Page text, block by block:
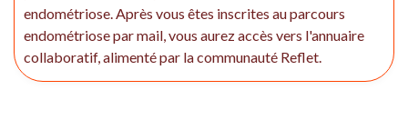
endométriose. Après vous êtes inscrites au parcours
endométriose par mail, vous aurez accès vers l'annuaire
collaboratif, alimenté par la communauté Reflet.